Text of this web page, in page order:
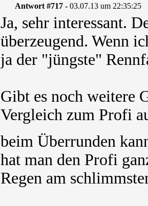
Antwort #717 - 03.07.13 um 22:35:25
Ja, sehr interessant.
überzeugend. Wenn
ja der "jüngste"
Gibt es noch weitere
Vergleich zum Profi
beim Überrunden
hat man den Profi
Regen am